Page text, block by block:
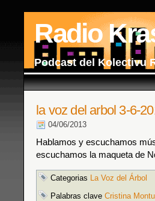
Radio
Podcast del Kolectivu
la voz del arbol 3-6-
04/06/2013
Hablamos y escuchamos
escuchamos la maqueta de
Categorias La Voz del Árbol
Palabras clave Cristina Montull